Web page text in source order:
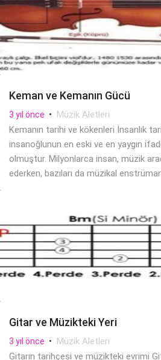
Keman ve Kemanın Gücü
3 yıl önce • Müzik Aletleri
Kemanın tarihi ve kökenleri İnsanlık
insanoğlunun en eski ve en yaygın
olmuştur. Milyonlarca insan, müzik
ederken, bazıları da müzikal
Gitar ve Müzikteki Yeri
3 yıl önce • Müzik Aletleri
Gitarın tarihçesi ve müzikteki evrimi